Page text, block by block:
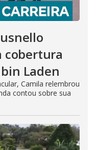
cobertura
Laden
Camila relembrou
contou sobre sua